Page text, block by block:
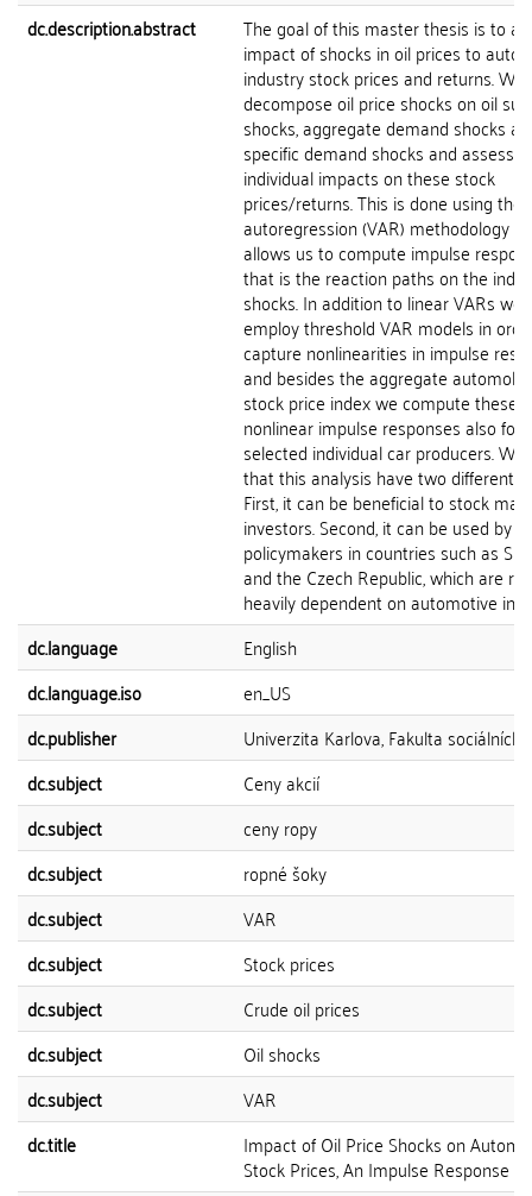
dc.description.abstract
The goal of this master thesis is to
impact of shocks in oil prices to
industry stock prices and returns. We
decompose oil price shocks on oil
shocks, aggregate demand shocks
specific demand shocks and assess
individual impacts on these stock
prices/returns. This is done using the
autoregression (VAR) methodology
allows us to compute impulse
that is the reaction paths on the
shocks. In addition to linear VARs we
employ threshold VAR models in
capture nonlinearities in impulse
and besides the aggregate
stock price index we compute these
nonlinear impulse responses also for
selected individual car producers.
that this analysis have two different
First, it can be beneficial to stock
investors. Second, it can be used by
policymakers in countries such as
and the Czech Republic, which are
heavily dependent on automotive
dc.language
English
dc.language.iso
en_US
dc.publisher
Univerzita Karlova, Fakulta sociálních
dc.subject
Ceny akcií
dc.subject
ceny ropy
dc.subject
ropné šoky
dc.subject
VAR
dc.subject
Stock prices
dc.subject
Crude oil prices
dc.subject
Oil shocks
dc.subject
VAR
dc.title
Impact of Oil Price Shocks on
Stock Prices, An Impulse Response